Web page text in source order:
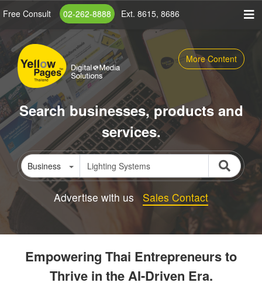
content
Free Consult 02-262-8888 Ext. 8615, 8686
More Content
Search businesses, products and
services.
Business
Advertise with us Sales Contact
Empowering Thai Entrepreneurs to
Thrive in the AI-Driven Era.